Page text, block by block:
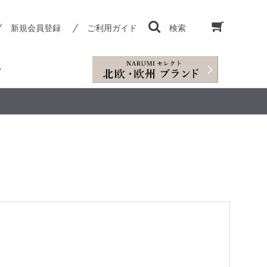
新規会員登録 ご利用ガイド 検索